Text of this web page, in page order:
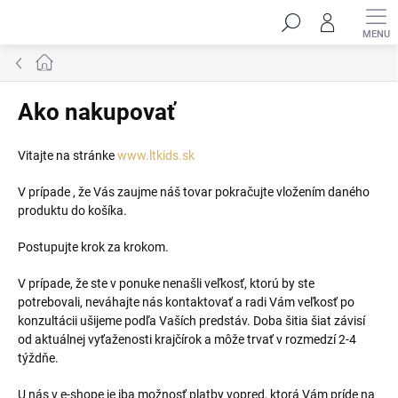
Hľadať
Domov
Ako nakupovať
Vitajte na stránkewww.ltkids.sk
V prípade , že Vás zaujme náš tovar pokračujte vložením daného
produktu do košíka.
Postupujte krok za krokom.
V prípade, že ste v ponuke nenašli veľkosť, ktorú by ste
potrebovali, neváhajte nás kontaktovať a radi Vám veľkosť po
konzultácii ušijeme podľa Vaších predstáv. Doba šitia šiat závisí
od aktuálnej vyťaženosti krajčírok a môže trvať v rozmedzí 2-4
týždňe.
U nás v e-shope je iba možnosť platby vopred, ktorá Vám príde na